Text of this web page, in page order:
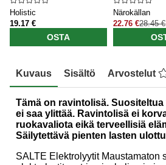
Holistic
19.17 €
OSTA
Närokällan
22.76 €28.45 €
Kuvaus Sisältö Arvostelut
Tämä on ravintolisä.
ei saa ylittää. Ravintolisä ei
ruokavaliota eikä terveellisiä
Säilytettävä pienten lasten
SALTE Elektrolyytit Maustamaton